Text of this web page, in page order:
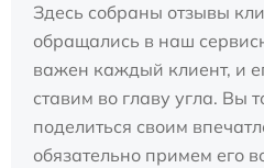
Здесь собраны отзывы
обращались в наш
важен каждый клиент, и
ставим во главу угла. Вы
поделиться своим
обязательно примем его